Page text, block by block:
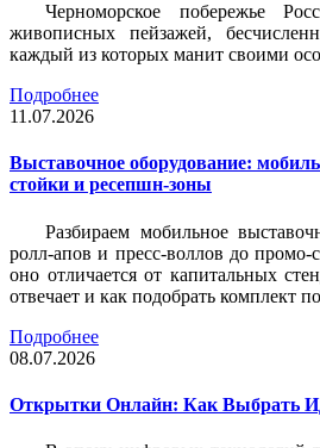
Черноморское побережье
живописных пейзажей,
каждый из которых манит своими
Подробнее
11.07.2026
Выставочное оборудование:
стойки и ресепшн-зоны
Разбираем мобильное
ролл-апов и пресс-воллов до промо-
оно отличается от капитальных
отвечает и как подобрать комплект
Подробнее
08.07.2026
Открытки Онлайн: Как Выбрать